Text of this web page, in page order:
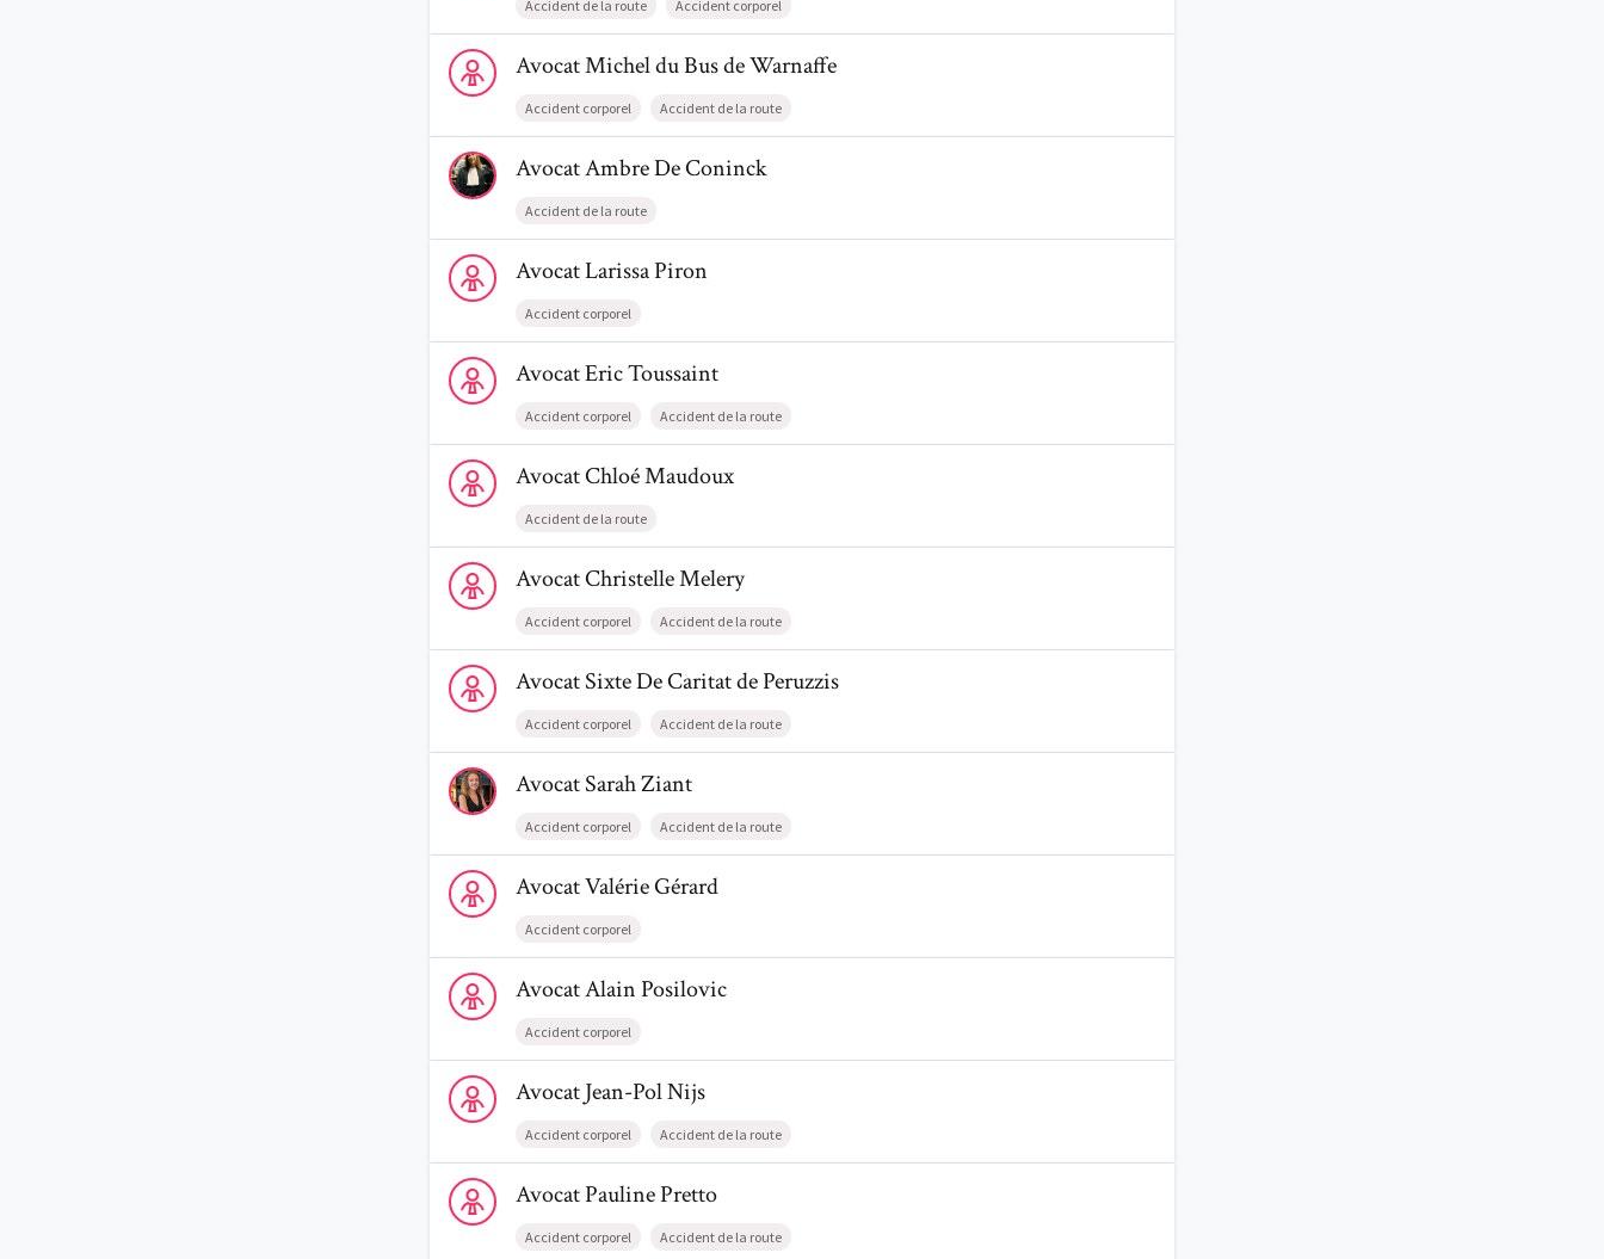
Accident de la route Accident corporel
Voir le profil de AvocatMichel du Bus de Warnaffe
AvocatMicheldu Bus de Warnaffe
Accident corporel Accident de la route
Voir le profil de AvocatAmbre De Coninck
AvocatAmbreDe Coninck
Accident de la route
Voir le profil de AvocatLarissa Piron
AvocatLarissaPiron
Accident corporel
Voir le profil de AvocatEric Toussaint
AvocatEricToussaint
Accident corporel Accident de la route
Voir le profil de AvocatChloé Maudoux
AvocatChloéMaudoux
Accident de la route
Voir le profil de AvocatChristelle Melery
AvocatChristelleMelery
Accident corporel Accident de la route
Voir le profil de AvocatSixte De Caritat de Peruzzis
AvocatSixteDe Caritat de Peruzzis
Accident corporel Accident de la route
Voir le profil de AvocatSarah Ziant
AvocatSarahZiant
Accident corporel Accident de la route
Voir le profil de AvocatValérie Gérard
AvocatValérieGérard
Accident corporel
Voir le profil de AvocatAlain Posilovic
AvocatAlainPosilovic
Accident corporel
Voir le profil de AvocatJean-Pol Nijs
AvocatJean-PolNijs
Accident corporel Accident de la route
Voir le profil de AvocatPauline Pretto
AvocatPaulinePretto
Accident corporel Accident de la route